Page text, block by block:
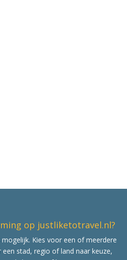
op justliketotravel.nl?
Kies voor een of meerdere
een stad, regio of land naar keuze,